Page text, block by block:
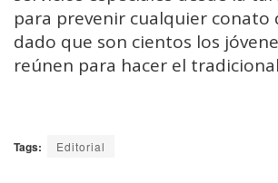
para prevenir cualquier conato
dado que son cientos los
reúnen para hacer el
Tags: Editorial